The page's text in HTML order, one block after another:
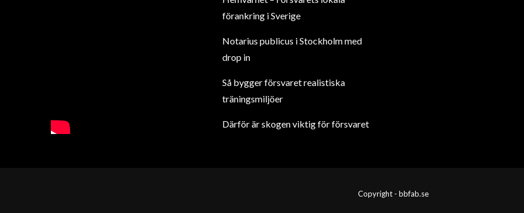
förankring i Sverige
Notarius publicus i Stockholm med
drop in
Så bygger försvaret realistiska
träningsmiljöer
Därför är skogen viktig för försvaret